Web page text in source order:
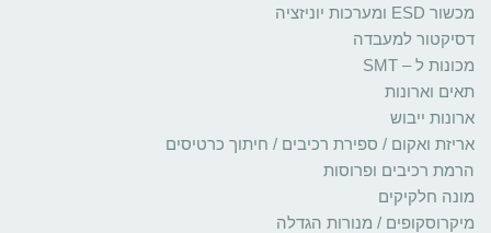
מכשור ESD ומערכות יוניזציה
דסיקטור למעבדה
מכונות ל – SMT
תאים וארונות
ארונות ייבוש
אריזת ואקום / ספירת רכיבים / חיתוך כרטיסים
הרמת רכיבים ופרוסות
מונה חלקיקים
מיקרוסקופים / מנורות הגדלה